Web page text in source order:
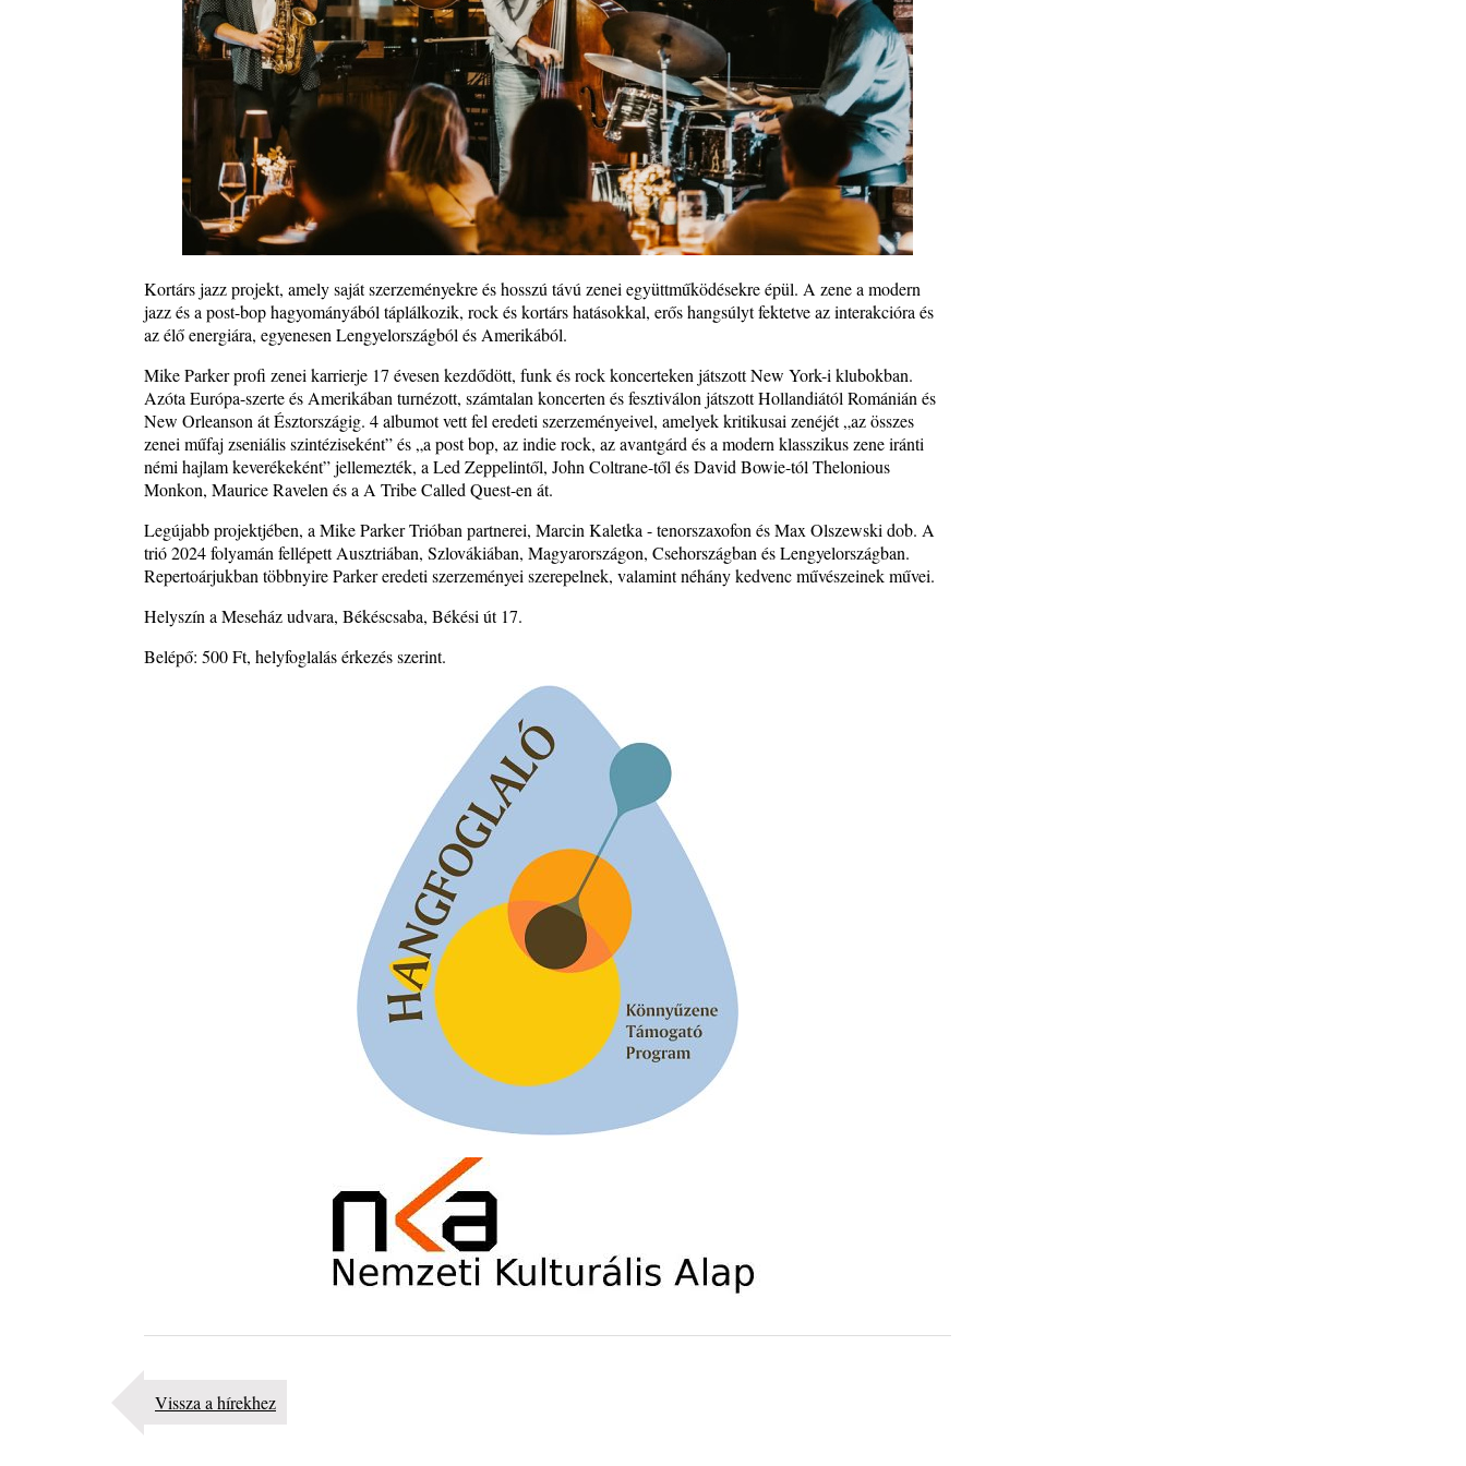
Exkluzív interjú Bóna Lászlóval
2026. augusztus 01.
Ma 40 éves Gyarmati Gábor és 54 éves Florian Ross
2026. augusztus 01.
Vér, tornádó és jazz – megjelent a Daveform Quintet és
Kurt Rosenwinkel közös lemezének új előfutára, a
2026. július 31.
Magyar jazzmuzsikus szülők és zenész gyermekeik – 42.
rész: Vörös László + Vörösné Strausz Eszter + Vörös
2026. július 30.
The Next Generation — 11. rész: Horváth Szabolcs
2026. július 25.
Eged Márton: Old Songs
2026. július 25.
FREE JAZZ ALBUMS 2026 - 134. rész
2026. július 16.
A free jazz kiemelkedő alakjai - 79. rész: Marion Brown
2026. július 13.
Kortárs jazz projekt, amely saját szerzeményekre és hosszú távú zenei együttműködésekre épül. A zene a modern
jazz és a post-bop hagyományából táplálkozik, rock és kortárs hatásokkal, erős hangsúlyt fektetve az interakcióra és
az élő energiára, egyenesen Lengyelországból és Amerikából.
Mike Parker profi zenei karrierje 17 évesen kezdődött, funk és rock koncerteken játszott New York-i klubokban.
Azóta Európa-szerte és Amerikában turnézott, számtalan koncerten és fesztiválon játszott Hollandiától Románián és
New Orleanson át Észtországig. 4 albumot vett fel eredeti szerzeményeivel, amelyek kritikusai zenéjét „az összes
zenei műfaj zseniális szintéziseként” és „a post bop, az indie rock, az avantgárd és a modern klasszikus zene iránti
némi hajlam keverékeként” jellemezték, a Led Zeppelintől, John Coltrane-től és David Bowie-tól Thelonious
Monkon, Maurice Ravelen és a A Tribe Called Quest-en át.
Legújabb projektjében, a Mike Parker Trióban partnerei, Marcin Kaletka - tenorszaxofon és Max Olszewski dob. A
trió 2024 folyamán fellépett Ausztriában, Szlovákiában, Magyarországon, Csehországban és Lengyelországban.
Repertoárjukban többnyire Parker eredeti szerzeményei szerepelnek, valamint néhány kedvenc művészeinek művei.
Helyszín a Meseház udvara, Békéscsaba, Békési út 17.
Belépő: 500 Ft, helyfoglalás érkezés szerint.
Vissza a hírekhez